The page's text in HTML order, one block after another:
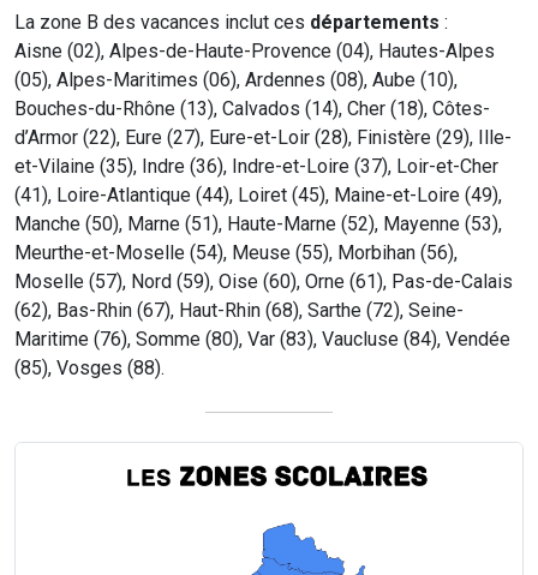
La zone B des vacances inclut ces départements :
Aisne (02), Alpes-de-Haute-Provence (04), Hautes-Alpes
(05), Alpes-Maritimes (06), Ardennes (08), Aube (10),
Bouches-du-Rhône (13), Calvados (14), Cher (18), Côtes-
d’Armor (22), Eure (27), Eure-et-Loir (28), Finistère (29), Ille-
et-Vilaine (35), Indre (36), Indre-et-Loire (37), Loir-et-Cher
(41), Loire-Atlantique (44), Loiret (45), Maine-et-Loire (49),
Manche (50), Marne (51), Haute-Marne (52), Mayenne (53),
Meurthe-et-Moselle (54), Meuse (55), Morbihan (56),
Moselle (57), Nord (59), Oise (60), Orne (61), Pas-de-Calais
(62), Bas-Rhin (67), Haut-Rhin (68), Sarthe (72), Seine-
Maritime (76), Somme (80), Var (83), Vaucluse (84), Vendée
(85), Vosges (88).